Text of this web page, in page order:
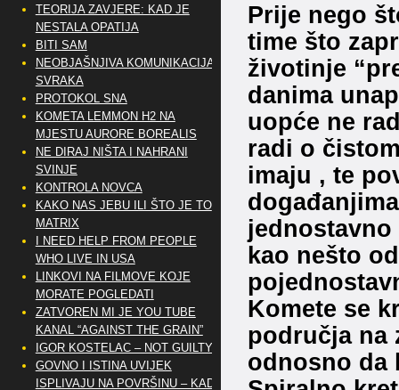
Prije nego
time što
životinje
danima
uopće ne
radi o
imaju , te
kao nešto
Komete se
područja na
odnosno da
TEORIJA ZAVJERE: KAD JE
NESTALA OPATIJA
BITI SAM
NEOBJAŠNJIVA KOMUNIKACIJA
SVRAKA
PROTOKOL SNA
KOMETA LEMMON H2 NA
MJESTU AURORE BOREALIS
NE DIRAJ NIŠTA I NAHRANI
SVINJE
KONTROLA NOVCA
KAKO NAS JEBU ILI ŠTO JE TO
MATRIX
I NEED HELP FROM PEOPLE
WHO LIVE IN USA
LINKOVI NA FILMOVE KOJE
MORATE POGLEDATI
ZATVOREN MI JE YOU TUBE
KANAL “AGAINST THE GRAIN”
IGOR KOSTELAC – NOT GUILTY
GOVNO I ISTINA UVIJEK
ISPLIVAJU NA POVRŠINU – KAD